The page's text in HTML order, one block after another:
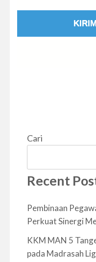
Cari
Recent
Pembinaan
Perkuat Sinergi
KKM MAN 5
pada Madrasah